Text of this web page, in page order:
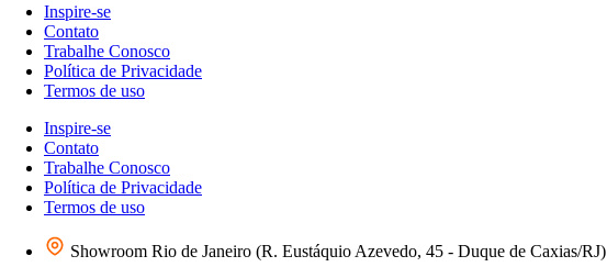
Inspire-se
Contato
Trabalhe Conosco
Política de Privacidade
Termos de uso
Inspire-se
Contato
Trabalhe Conosco
Política de Privacidade
Termos de uso
Showroom Rio de Janeiro (R. Eustáquio Azevedo, 45 - Duque de Caxias/RJ)